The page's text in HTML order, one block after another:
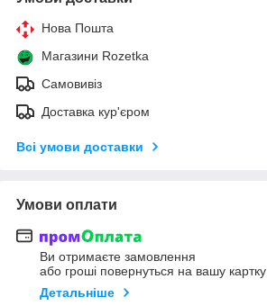
Нова Пошта
Магазини Rozetka
Самовивіз
Доставка кур'єром
Всі умови доставки
Умови оплати
Ви отримаєте замовлення
або гроші повернуться на вашу картку
Детальніше